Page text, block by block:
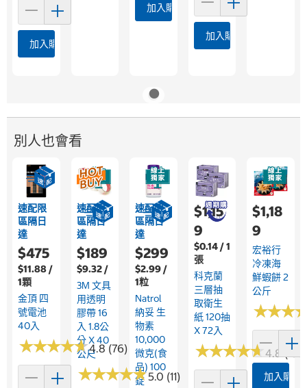
加入購物車
加入購物車
加入購物車
別人也會看
速配限
區隔日
達
$475
$11.88 /
1顆
金頂 四
號電池
40入
★★★★★
★★★★★4.8 (76)
速配限
區隔日
達
$189
$9.32 /
3M 文具
用透明
膠帶 16
入 1.8公
分 X 40
公尺
★★★★★
★★★★★5.0 (11)
速配限
區隔日
達
$299
$2.99 /
1粒
Natrol
納妥 生
物素
10,000
微克(食
品) 100
錠
$1,15
9
$0.14 / 1
張
科克蘭
三層抽
取衛生
紙 120抽
X 72入
★★★★★
★★★★★4.8
$1,18
9
宏裕行
冷凍海
鮮蝦餅 2
公斤
★★★
★★★
加入購物